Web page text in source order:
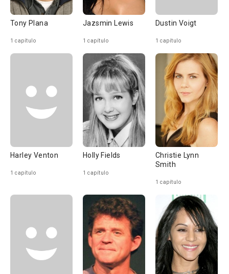
Tony Plana
1 capítulo
Jazsmin Lewis
1 capítulo
Dustin Voigt
1 capítulo
Harley Venton
1 capítulo
Holly Fields
1 capítulo
Christie Lynn
Smith
1 capítulo